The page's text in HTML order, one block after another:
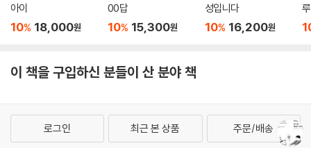
아이
10% 18,000원
00답
10% 15,300원
성입니다
10% 16,200원
이 책을 구입하신 분들이 산 분야 책
로그인 최근 본 상품 주문/배송